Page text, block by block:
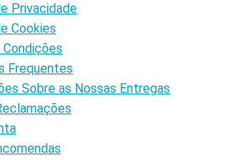
Privacidade
Cookies
Frequentes
Sobre as Nossas Entregas